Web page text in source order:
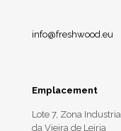
info@freshwood.eu
Emplacement
Lote 7, Zona Industrial
da Vieira de Leiria